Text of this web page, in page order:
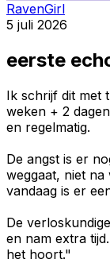
RavenGirl
5 juli 2026
eerste
Ik schrijf dit met
weken + 2
en regelmatig.
De angst is er
weggaat, niet
vandaag is er
De
en nam extra
het hoort."